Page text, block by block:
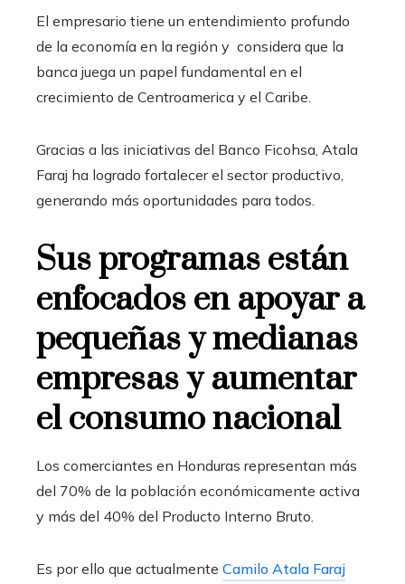
El empresario tiene un entendimiento profundo
de la economía en la región y considera que la
banca juega un papel fundamental en el
crecimiento de Centroamerica y el Caribe.
Gracias a las iniciativas del Banco Ficohsa, Atala
Faraj ha logrado fortalecer el sector productivo,
generando más oportunidades para todos.
Sus programas están
enfocados en apoyar a
pequeñas y medianas
empresas y aumentar
el consumo nacional
Los comerciantes en Honduras representan más
del 70% de la población económicamente activa
y más del 40% del Producto Interno Bruto.
Es por ello que actualmente Camilo Atala Faraj